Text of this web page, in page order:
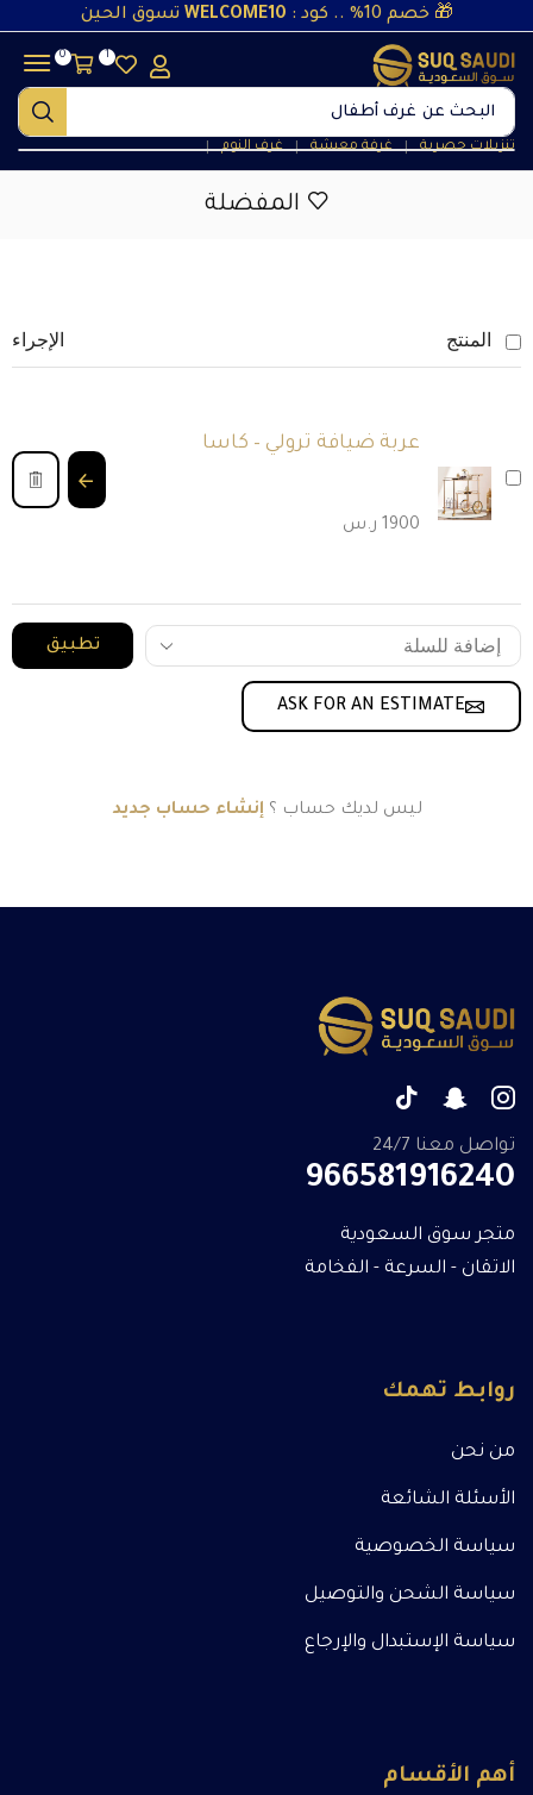
🎁 خصم 10% .. كود : WELCOME10 تسوق الحين
البحث عن غرف أطفال
تنزيلات حصرية ❘ غرفة معيشة ❘ غرف النوم ❘
1
0
المفضلة
المنتج الإجراء
عربة ضيافة ترولي – كاسا
1900 ر.س
تطبيق
ASK FOR AN ESTIMATE
ليس لديك حساب ؟ إنشاء حساب جديد
تواصل معنا 24/7
966581916240
متجر سوق السعودية
الاتقان - السرعة - الفخامة
روابط تهمك
من نحن
الأسئلة الشائعة
سياسة الخصوصية
سياسة الشحن والتوصيل
سياسة الإستبدال والإرجاع
أهم الأقسام